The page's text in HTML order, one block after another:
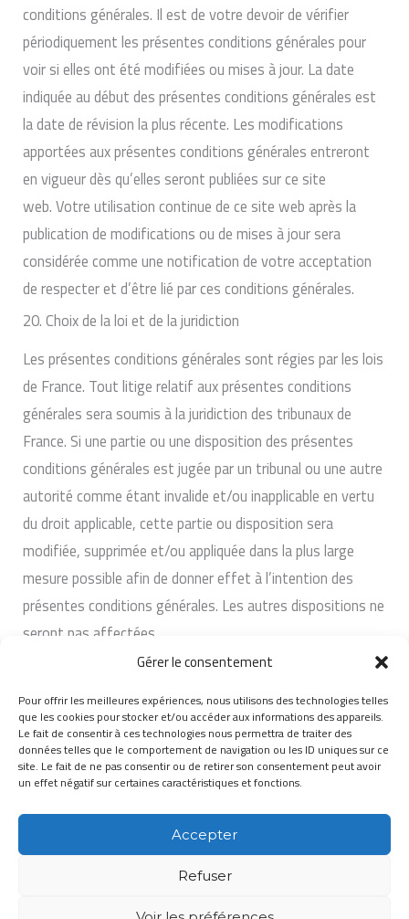
Gérer le consentement
Pour offrir les meilleures expériences, nous utilisons des technologies telles
que les cookies pour stocker et/ou accéder aux informations des appareils.
Le fait de consentir à ces technologies nous permettra de traiter des
données telles que le comportement de navigation ou les ID uniques sur ce
site. Le fait de ne pas consentir ou de retirer son consentement peut avoir
un effet négatif sur certaines caractéristiques et fonctions.
Accepter
Refuser
conditions générales. Il est de votre devoir de vérifier
périodiquement les présentes conditions générales pour
voir si elles ont été modifiées ou mises à jour. La date
indiquée au début des présentes conditions générales est
la date de révision la plus récente. Les modifications
apportées aux présentes conditions générales entreront
en vigueur dès qu’elles seront publiées sur ce site
web. Votre utilisation continue de ce site web après la
publication de modifications ou de mises à jour sera
considérée comme une notification de votre acceptation
de respecter et d’être lié par ces conditions générales.
20. Choix de la loi et de la juridiction
Les présentes conditions générales sont régies par les lois
de France. Tout litige relatif aux présentes conditions
générales sera soumis à la juridiction des tribunaux de
France. Si une partie ou une disposition des présentes
conditions générales est jugée par un tribunal ou une autre
autorité comme étant invalide et/ou inapplicable en vertu
du droit applicable, cette partie ou disposition sera
modifiée, supprimée et/ou appliquée dans la plus large
mesure possible afin de donner effet à l’intention des
présentes conditions générales. Les autres dispositions ne
seront pas affectées.
21. Information de contact
Ce site web est détenu et exploité par SPEED FRANCE
SAS.
Vous pouvez nous contacter au sujet de ces conditions
générales par le biais de notre pagecontact.
22. Téléchargement
Vous pouvez égalementtéléchargernos conditions
générales au format PDF.